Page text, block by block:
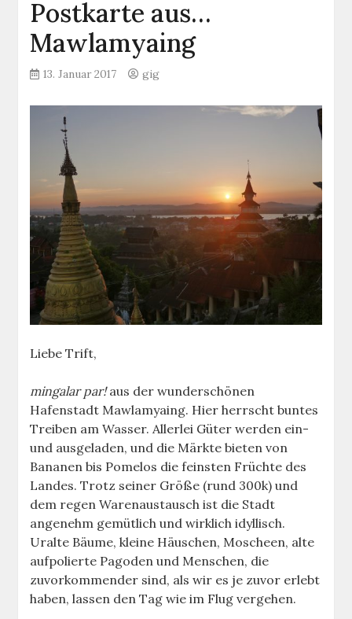
Postkarte aus…
Mawlamyaing
13. Januar 2017 gig
Liebe Trift,
mingalar par!aus der wunderschönen
Hafenstadt Mawlamyaing. Hier herrscht buntes
Treiben am Wasser. Allerlei Güter werden ein-
und ausgeladen, und die Märkte bieten von
Bananen bis Pomelos die feinsten Früchte des
Landes. Trotz seiner Größe (rund 300k) und
dem regen Warenaustausch ist die Stadt
angenehm gemütlich und wirklich idyllisch.
Uralte Bäume, kleine Häuschen, Moscheen, alte
aufpolierte Pagoden und Menschen, die
zuvorkommender sind, als wir es je zuvor erlebt
haben, lassen den Tag wie im Flug vergehen.